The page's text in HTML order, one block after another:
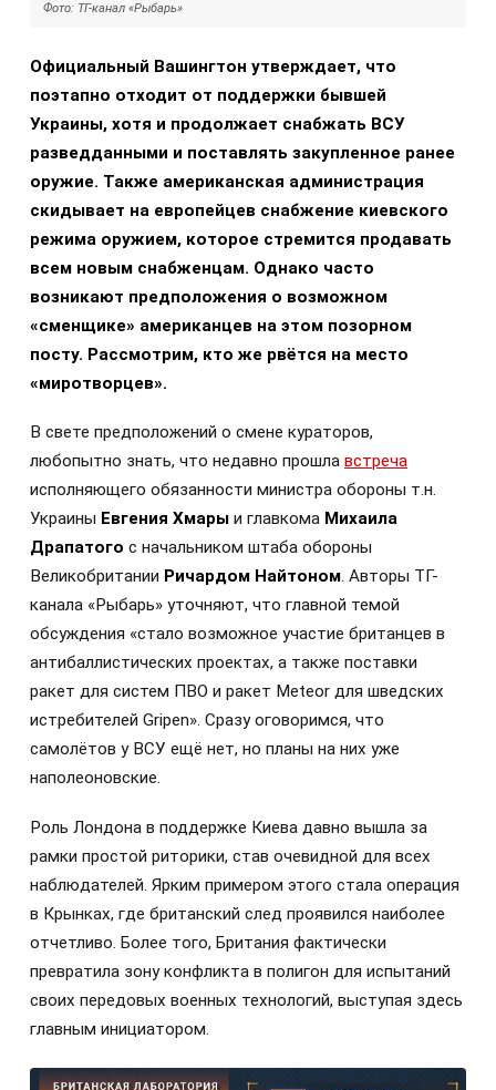
Фото: ТГ-канал «Рыбарь»
Официальный Вашингтон утверждает, что
поэтапно отходит от поддержки бывшей
Украины, хотя и продолжает снабжать ВСУ
разведданными и поставлять закупленное ранее
оружие. Также американская администрация
скидывает на европейцев снабжение киевского
режима оружием, которое стремится продавать
всем новым снабженцам. Однако часто
возникают предположения о возможном
«сменщике» американцев на этом позорном
посту. Рассмотрим, кто же рвётся на место
«миротворцев».
В свете предположений о смене кураторов,
любопытно знать, что недавно прошла встреча
исполняющего обязанности министра обороны т.н.
Украины Евгения Хмары и главкома Михаила
Драпатого с начальником штаба обороны
Великобритании Ричардом Найтоном. Авторы ТГ-
канала «Рыбарь» уточняют, что главной темой
обсуждения «стало возможное участие британцев в
антибаллистических проектах, а также поставки
ракет для систем ПВО и ракет Meteor для шведских
истребителей Gripen». Сразу оговоримся, что
самолётов у ВСУ ещё нет, но планы на них уже
наполеоновские.
Роль Лондона в поддержке Киева давно вышла за
рамки простой риторики, став очевидной для всех
наблюдателей. Ярким примером этого стала операция
в Крынках, где британский след проявился наиболее
отчетливо. Более того, Британия фактически
превратила зону конфликта в полигон для испытаний
своих передовых военных технологий, выступая здесь
главным инициатором.